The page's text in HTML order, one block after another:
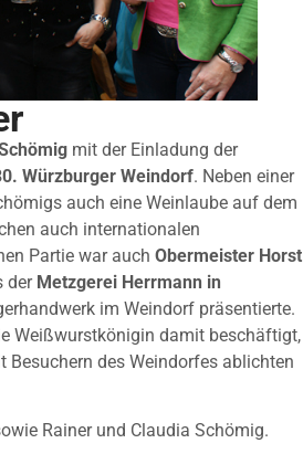
mit der Einladung der
Würzburger Weindorf. Neben einer
auch eine Weinlaube auf dem
auch internationalen
Partie war auch Obermeister Horst
der Metzgerei Herrmann in
im Weindorf präsentierte.
Weißwurstkönigin damit beschäftigt,
des Weindorfes ablichten
Rainer und Claudia Schömig.